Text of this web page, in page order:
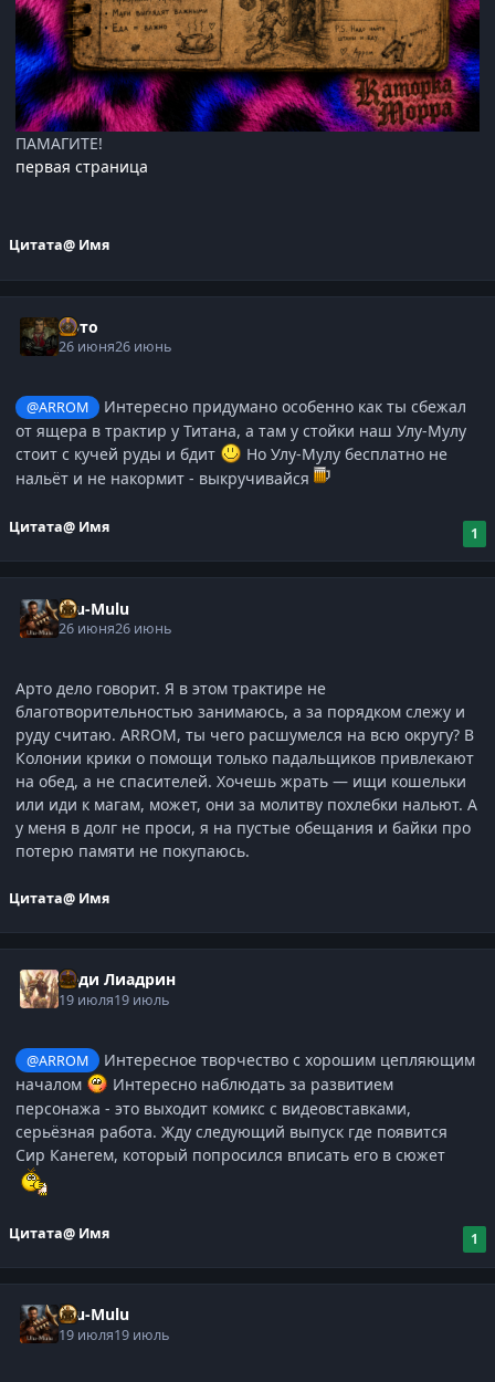
ПАМАГИТЕ!
первая страница
Цитата@ Имя
Арто
26 июня26 июнь
@ARROM
Интересно придумано особенно как ты сбежал
от ящера в трактир у Титана, а там у стойки наш Улу-Мулу
стоит с кучей руды и бдит
Но Улу-Мулу бесплатно не
нальёт и не накормит - выкручивайся
Цитата@ Имя 1
Ulu-Mulu
26 июня26 июнь
Арто дело говорит. Я в этом трактире не
благотворительностью занимаюсь, а за порядком слежу и
руду считаю. ARROM, ты чего расшумелся на всю округу? В
Колонии крики о помощи только падальщиков привлекают
на обед, а не спасителей. Хочешь жрать — ищи кошельки
или иди к магам, может, они за молитву похлебки нальют. А
у меня в долг не проси, я на пустые обещания и байки про
потерю памяти не покупаюсь.
Цитата@ Имя
Леди Лиадрин
19 июля19 июль
@ARROM
Интересное творчество с хорошим цепляющим
началом
Интересно наблюдать за развитием
персонажа - это выходит комикс с видеовставками,
серьёзная работа. Жду следующий выпуск где появится
Сир Канегем, который попросился вписать его в сюжет
Цитата@ Имя 1
Ulu-Mulu
19 июля19 июль